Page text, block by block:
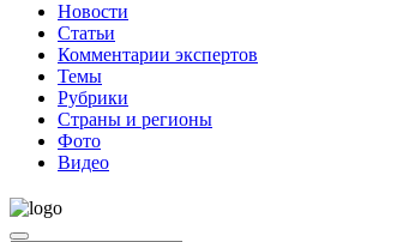
Новости
Статьи
Комментарии экспертов
Темы
Рубрики
Страны и регионы
Фото
Видео